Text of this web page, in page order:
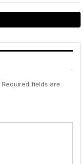
Required fields are